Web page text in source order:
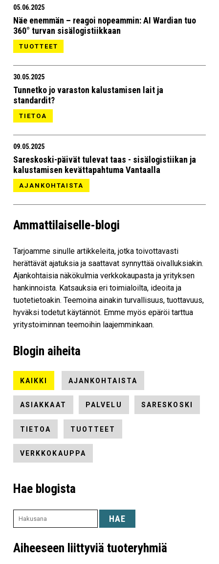
05.06.2025
Näe enemmän – reagoi nopeammin: AI Wardian tuo
360° turvan sisälogistiikkaan
TUOTTEET
30.05.2025
Tunnetko jo varaston kalustamisen lait ja
standardit?
TIETOA
09.05.2025
Sareskoski-päivät tulevat taas - sisälogistiikan ja
kalustamisen kevättapahtuma Vantaalla
AJANKOHTAISTA
Ammattilaiselle-blogi
Tarjoamme sinulle artikkeleita, jotka toivottavasti
herättävät ajatuksia ja saattavat synnyttää oivalluksiakin.
Ajankohtaisia näkökulmia verkkokaupasta ja yrityksen
hankinnoista. Katsauksia eri toimialoilta, ideoita ja
tuotetietoakin. Teemoina ainakin turvallisuus, tuottavuus,
hyväksi todetut käytännöt. Emme myös epäröi tarttua
yritystoiminnan teemoihin laajemminkaan.
Blogin aiheita
KAIKKI AJANKOHTAISTA
ASIAKKAAT PALVELU SARESKOSKI
TIETOA TUOTTEET
VERKKOKAUPPA
Hae blogista
HAE
Aiheeseen liittyviä tuoteryhmiä